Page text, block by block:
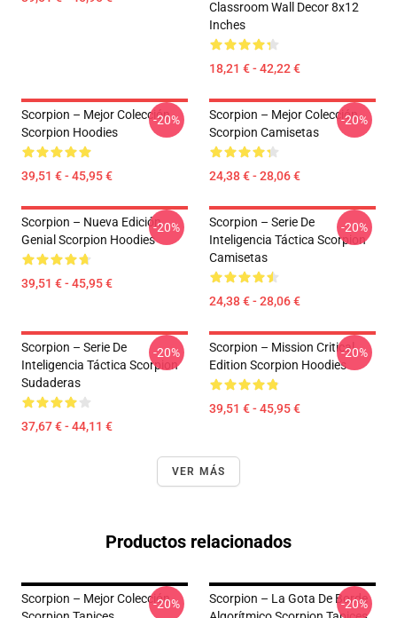
Classroom Wall Decor 8x12
Inches
18,21 € - 42,22 €
Scorpion – Mejor Colección
Scorpion Hoodies
39,51 € - 45,95 €
-20%
Scorpion – Mejor Colección
Scorpion Camisetas
24,38 € - 28,06 €
-20%
Scorpion – Nueva Edición
Genial Scorpion Hoodies
39,51 € - 45,95 €
-20%
Scorpion – Serie De
Inteligencia Táctica Scorpion
Camisetas
24,38 € - 28,06 €
-20%
Scorpion – Serie De
Inteligencia Táctica Scorpion
Sudaderas
37,67 € - 44,11 €
-20%
Scorpion – Mission Critical
Edition Scorpion Hoodies
39,51 € - 45,95 €
-20%
VER MÁS
Productos relacionados
Scorpion – Mejor Colección
-20%
Scorpion – La Gota De Borde
-20%